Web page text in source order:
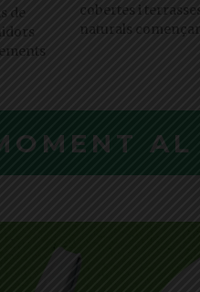
de
cobertes i
naturals